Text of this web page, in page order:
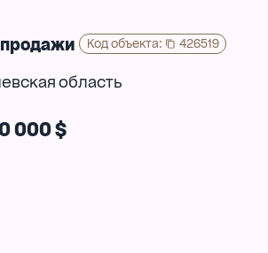
продажи Код объекта: 426519
область
000 $